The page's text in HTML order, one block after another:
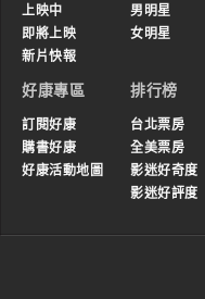
上映中
即將上映
新片快報
男明星
女明星
好康專區
訂閱好康
購書好康
好康活動地圖
排行榜
台北票房
全美票房
影迷好奇度
影迷好評度